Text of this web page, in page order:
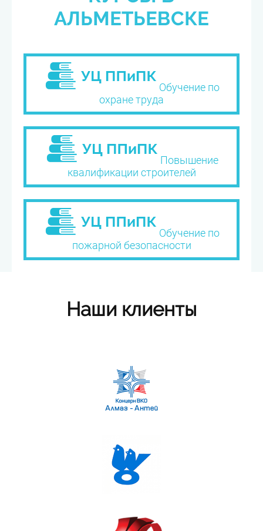
АЛЬМЕТЬЕВСКЕ
Обучение по
охране труда
Повышение
квалификации строителей
Обучение по
пожарной безопасности
Наши клиенты